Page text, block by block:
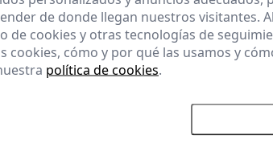
constante. El Campus Virtual integra contenidos,
de donde llegan nuestros visitantes.
de cookies y otras tecnologías de
cómo y por qué las usamos y
política de cookies.